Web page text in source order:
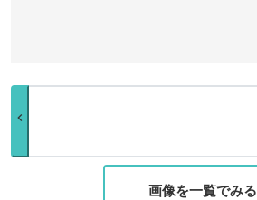
chevron_left
画像を一覧でみる